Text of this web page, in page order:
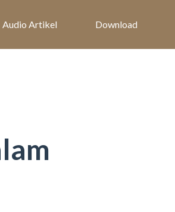
Audio Artikel Download